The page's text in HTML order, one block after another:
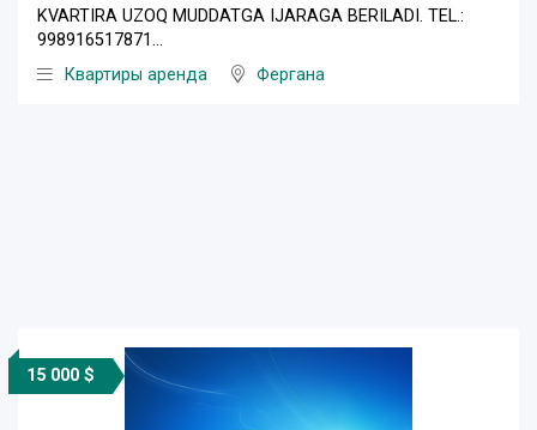
KVARTIRA UZOQ MUDDATGA IJARAGA BERILADI. TEL.:
998916517871...
Квартиры аренда
Фергана
15 000 $